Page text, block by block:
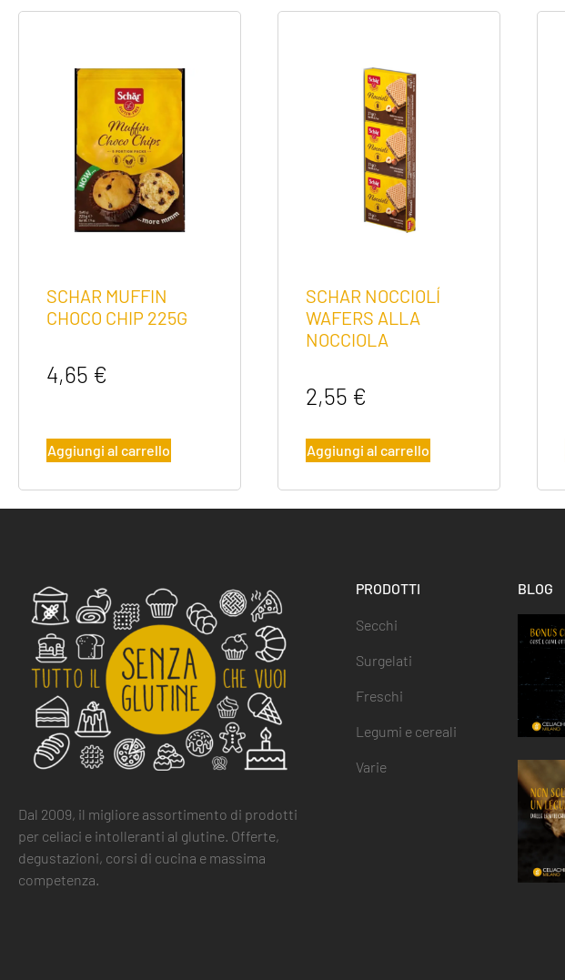
SCHAR MUFFIN
CHOCO CHIP 225G
4,65 €
Aggiungi al carrello
SCHAR NOCCIOLÍ
WAFERS ALLA
NOCCIOLA
2,55 €
Aggiungi al carrello
Dal 2009, il migliore assortimento di prodotti
per celiaci e intolleranti al glutine. Offerte,
degustazioni, corsi di cucina e massima
competenza.
PRODOTTI
Secchi
Surgelati
Freschi
Legumi e cereali
Varie
BLOG